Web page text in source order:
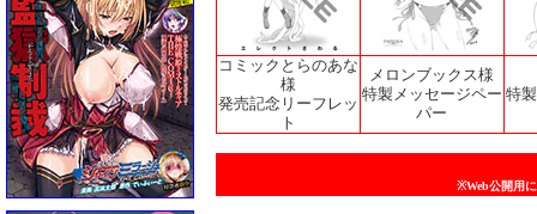
コミックとらのあな
様
発売記念リーフレッ
ト
メロンブックス様
特製メッセージペー
パー
特
※Web公開用